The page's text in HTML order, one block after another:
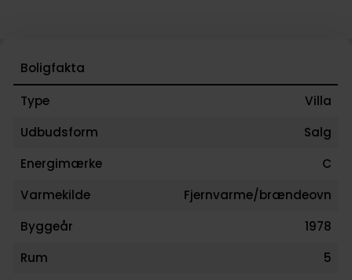
Boligfakta
Type
Villa
Udbudsform
Salg
Energimærke
C
Varmekilde
Fjernvarme/brændeovn
Byggeår
1978
Rum
5